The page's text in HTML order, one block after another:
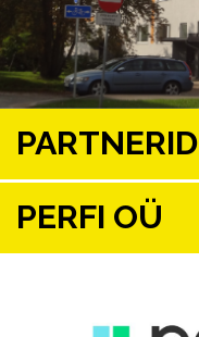
PARTNERID
PERFI OÜ